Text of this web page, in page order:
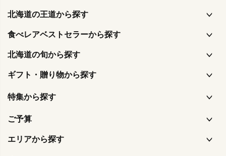
北海道の王道から探す
食べレアベストセラーから探す
北海道の旬から探す
ギフト・贈り物から探す
特集から探す
ご予算
エリアから探す